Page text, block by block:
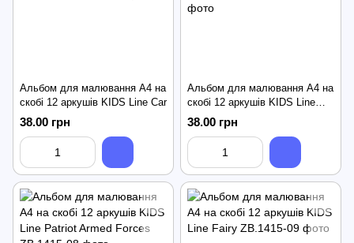
Альбом для малювання А4 на
скобі 12 аркушів KIDS Line Car
38.00 грн
Альбом для малювання А4 на
скобі 12 аркушів KIDS Line
Unicorns
38.00 грн